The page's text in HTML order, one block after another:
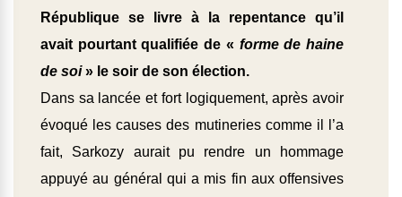
République se livre à la repentance qu’il
avait pourtant qualifiée de « forme de haine
de soi» le soir de son élection.
Dans sa lancée et fort logiquement, après avoir
évoqué les causes des mutineries comme il l’a
fait, Sarkozy aurait pu rendre un hommage
appuyé au général qui a mis fin aux offensives